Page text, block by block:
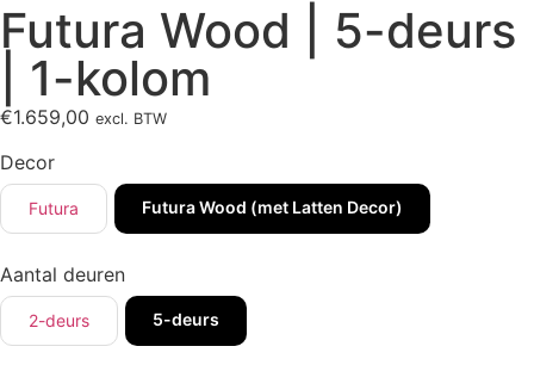
Futura Wood | 5-deurs
| 1-kolom
€1.659,00 excl. BTW
Decor
Futura Futura Wood (met Latten Decor)
Aantal deuren
2-deurs 5-deurs